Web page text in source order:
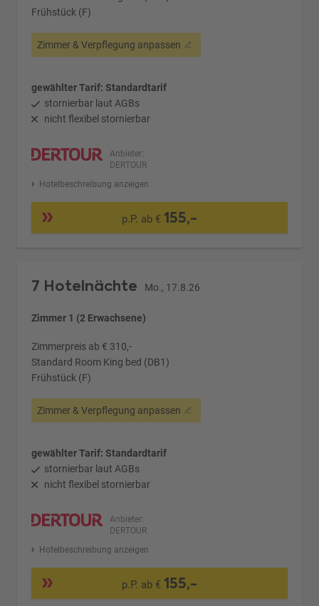
Frühstück (F)
Zimmer & Verpflegung anpassen
gewählter Tarif: Standardtarif
stornierbar laut AGBs
nicht flexibel stornierbar
Anbieter:
DERTOUR
Hotelbeschreibung anzeigen
p.P. ab € 155,-
7 Hotelnächte Mo., 17.8.26
Zimmer 1 (2 Erwachsene)
Zimmerpreis ab € 310,-
Standard Room King bed (DB1)
Frühstück (F)
Zimmer & Verpflegung anpassen
gewählter Tarif: Standardtarif
stornierbar laut AGBs
nicht flexibel stornierbar
Anbieter:
DERTOUR
Hotelbeschreibung anzeigen
p.P. ab € 155,-